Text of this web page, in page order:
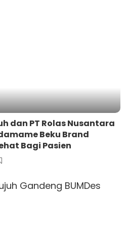
dan PT Rolas Nusantara
Beku Brand
Bagi Pasien